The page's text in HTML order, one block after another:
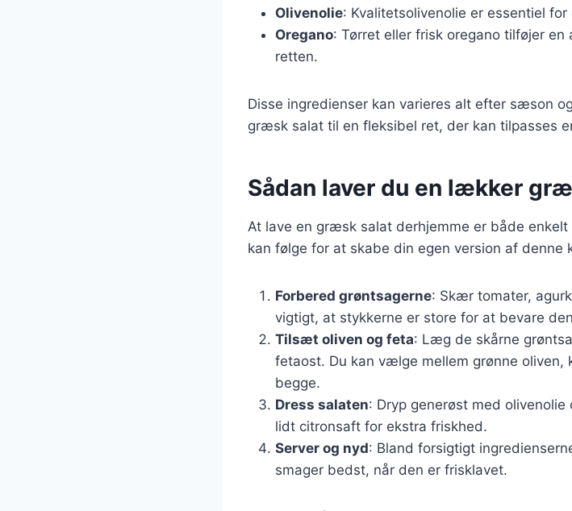
Olivenolie: Kvalitetsolivenolie er essentiel
Oregano: Tørret eller frisk oregano tilføjer
retten.
Disse ingredienser kan varieres alt efter sæson
græsk salat til en fleksibel ret, der kan tilpasses
Sådan laver du en lækker
At lave en græsk salat derhjemme er både
kan følge for at skabe din egen version af denne
Forbered grøntsagerne: Skær tomater,
vigtigt, at stykkerne er store for at bevare
Tilsæt oliven og feta: Læg de skårne
fetaost. Du kan vælge mellem grønne oliven,
begge.
Dress salaten: Dryp generøst med
lidt citronsaft for ekstra friskhed.
Server og nyd: Bland forsigtigt
smager bedst, når den er frisklavet.